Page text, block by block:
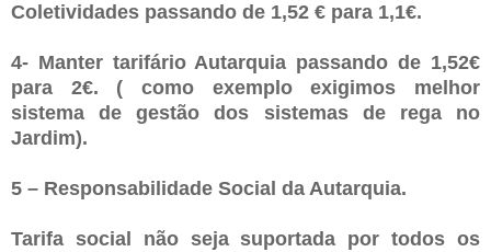
Coletividades passando de 1,52 € para 1,1€.
4- Manter tarifário Autarquia passando de 1,52€
para 2€. ( como exemplo exigimos melhor
sistema de gestão dos sistemas de rega no
Jardim).
5 – Responsabilidade Social da Autarquia.
Tarifa social não seja suportada por todos os